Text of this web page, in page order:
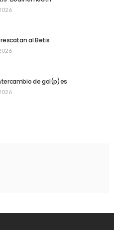
al Betis
de gol(p)es